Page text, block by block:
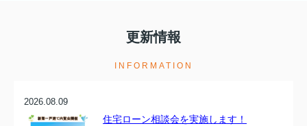
更新情報
INFORMATION
2026.08.09
住宅ローン相談会を実施します！